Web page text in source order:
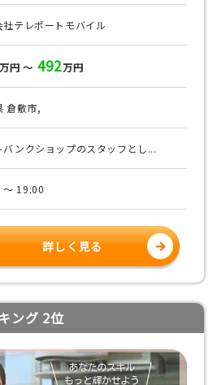
社テレポートモバイル
万円 ～ 492万円
倉敷市,
バンクショップのスタッフとし...
～ 19:00
詳しく見る
ング 2位